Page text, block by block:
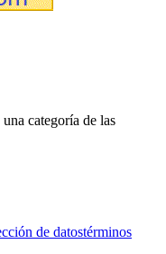
categoría de las
de datostérminos